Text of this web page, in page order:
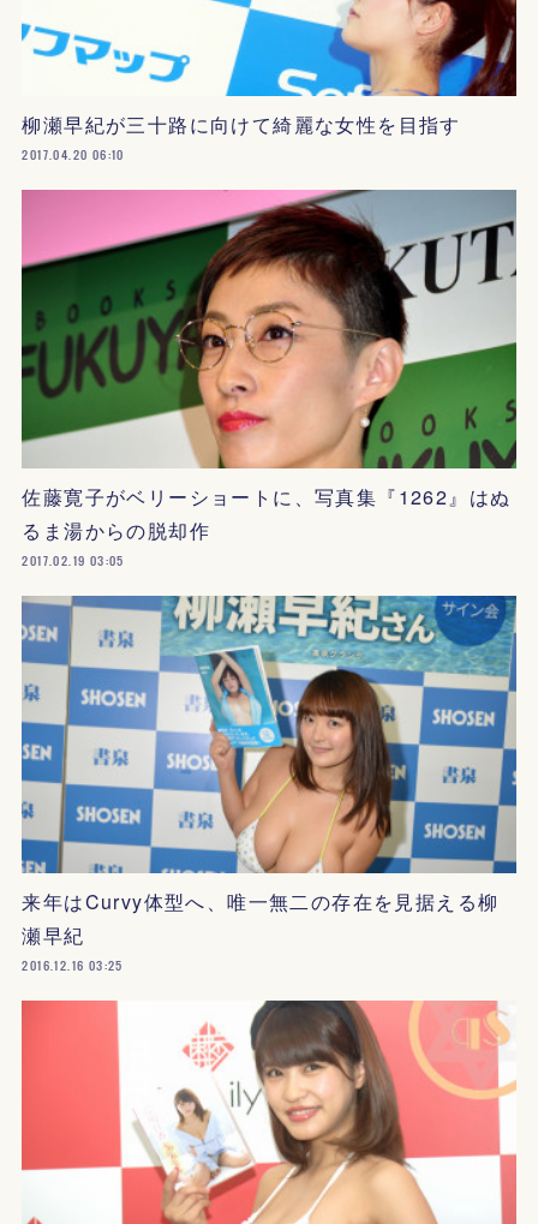
柳瀬早紀が三十路に向けて綺麗な女性を目指す
2017.04.20 06:10
佐藤寛子がベリーショートに、写真集『1262』はぬ
るま湯からの脱却作
2017.02.19 03:05
来年はCurvy体型へ、唯一無二の存在を見据える柳
瀬早紀
2016.12.16 03:25